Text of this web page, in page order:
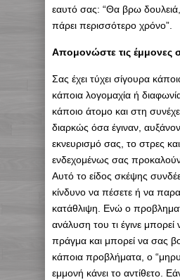
εαυτό σας: “Θα βρω
πάρει περισσότερο χρόνο”.
Απομονώστε τις έμμονες
Σας έχει τύχει σίγουρα
κάποια λογομαχία ή
κάποιο άτομο και στη
διαρκώς όσα έγιναν,
εκνευρισμό σας, το στρες
ενδεχομένως σας προκαλούν
Αυτό το είδος σκέψης
κίνδυνο να πέσετε ή να
κατάθλιψη. Ενώ ο
ανάλυση του τι έγινε μπορεί
πράγμα και μπορεί να σας
κάποια προβλήματα, ο
εμμονή κάνει το αντίθετο.